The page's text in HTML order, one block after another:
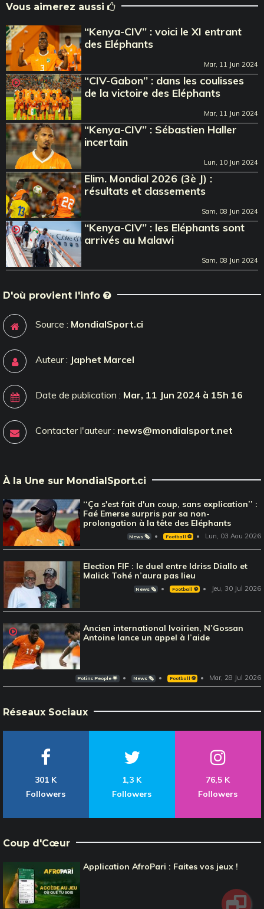
Vous aimerez aussi
‘‘Kenya-CIV’’ : voici le XI entrant
des Eléphants
Mar, 11 Jun 2024
‘‘CIV-Gabon’’ : dans les coulisses
de la victoire des Eléphants
Mar, 11 Jun 2024
‘‘Kenya-CIV’’ : Sébastien Haller
incertain
Lun, 10 Jun 2024
Elim. Mondial 2026 (3è J) :
résultats et classements
Sam, 08 Jun 2024
‘‘Kenya-CIV’’ : les Eléphants sont
arrivés au Malawi
Sam, 08 Jun 2024
D'où provient l'info
Source : MondialSport.ci
Auteur : Japhet Marcel
Date de publication : Mar, 11 Jun 2024 à 15h 16
Contacter l'auteur : news@mondialsport.net
À la Une sur MondialSport.ci
‘‘Ça s'est fait d'un coup, sans explication’’ :
Faé Emerse surpris par sa non-
prolongation à la tête des Eléphants
News 🗞️ Football ⚽️ Lun, 03 Aou 2026
Election FIF : le duel entre Idriss Diallo et
Malick Tohé n’aura pas lieu
News 🗞️ Football ⚽️ Jeu, 30 Jul 2026
Ancien international Ivoirien, N’Gossan
Antoine lance un appel à l’aide
Potins People 🌟 News 🗞️ Football ⚽️ Mar, 28 Jul 2026
Réseaux Sociaux
301 K
Followers
1,3 K
Followers
76,5 K
Followers
Coup d'Cœur
Application AfroPari : Faites vos jeux !